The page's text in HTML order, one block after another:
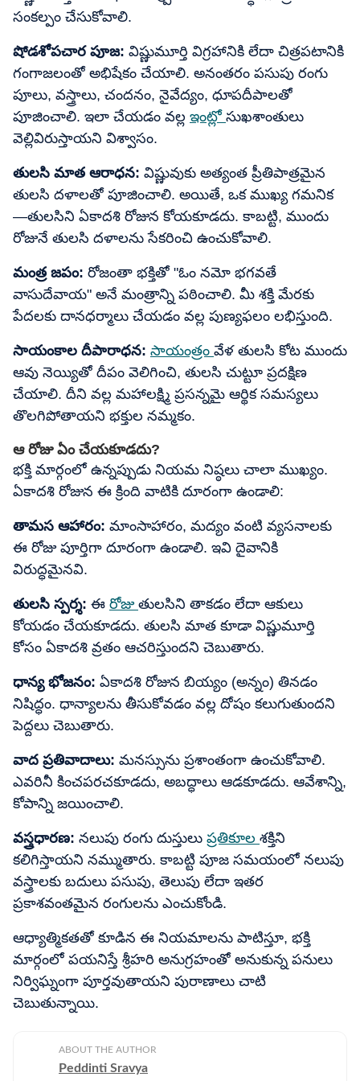
సంకల్పం చేసుకోవాలి.
షోడశోపచార పూజ: విష్ణుమూర్తి విగ్రహానికి లేదా చిత్రపటానికి
గంగాజలంతో అభిషేకం చేయాలి. అనంతరం పసుపు రంగు
పూలు, వస్త్రాలు, చందనం, నైవేద్యం, ధూపదీపాలతో
పూజించాలి. ఇలా చేయడం వల్ల ఇంట్లో సుఖశాంతులు
వెల్లివిరుస్తాయని విశ్వాసం.
తులసి మాత ఆరాధన: విష్ణువుకు అత్యంత ప్రీతిపాత్రమైన
తులసి దళాలతో పూజించాలి. అయితే, ఒక ముఖ్య గమనిక
—తులసిని ఏకాదశి రోజున కోయకూడదు. కాబట్టి, ముందు
రోజునే తులసి దళాలను సేకరించి ఉంచుకోవాలి.
మంత్ర జపం: రోజంతా భక్తితో "ఓం నమో భగవతే
వాసుదేవాయ" అనే మంత్రాన్ని పఠించాలి. మీ శక్తి మేరకు
పేదలకు దానధర్మాలు చేయడం వల్ల పుణ్యఫలం లభిస్తుంది.
సాయంకాల దీపారాధన: సాయంత్రం వేళ తులసి కోట ముందు
ఆవు నెయ్యితో దీపం వెలిగించి, తులసి చుట్టూ ప్రదక్షిణ
చేయాలి. దీని వల్ల మహాలక్ష్మి ప్రసన్నమై ఆర్థిక సమస్యలు
తొలగిపోతాయని భక్తుల నమ్మకం.
ఆ రోజు ఏం చేయకూడదు?
భక్తి మార్గంలో ఉన్నప్పుడు నియమ నిష్ఠలు చాలా ముఖ్యం.
ఏకాదశి రోజున ఈ క్రింది వాటికి దూరంగా ఉండాలి:
తామస ఆహారం: మాంసాహారం, మద్యం వంటి వ్యసనాలకు
ఈ రోజు పూర్తిగా దూరంగా ఉండాలి. ఇవి దైవానికి
విరుద్ధమైనవి.
తులసి స్పర్శ: ఈ రోజు తులసిని తాకడం లేదా ఆకులు
కోయడం చేయకూడదు. తులసి మాత కూడా విష్ణుమూర్తి
కోసం ఏకాదశి వ్రతం ఆచరిస్తుందని చెబుతారు.
ధాన్య భోజనం: ఏకాదశి రోజున బియ్యం (అన్నం) తినడం
నిషిద్ధం. ధాన్యాలను తీసుకోవడం వల్ల దోషం కలుగుతుందని
పెద్దలు చెబుతారు.
వాద ప్రతివాదాలు: మనస్సును ప్రశాంతంగా ఉంచుకోవాలి.
ఎవరినీ కించపరచకూడదు, అబద్ధాలు ఆడకూడదు. ఆవేశాన్ని,
కోపాన్ని జయించాలి.
వస్త్రధారణ: నలుపు రంగు దుస్తులు ప్రతికూల శక్తిని
కలిగిస్తాయని నమ్ముతారు. కాబట్టి పూజ సమయంలో నలుపు
వస్త్రాలకు బదులు పసుపు, తెలుపు లేదా ఇతర
ప్రకాశవంతమైన రంగులను ఎంచుకోండి.
ఆధ్యాత్మికతతో కూడిన ఈ నియమాలను పాటిస్తూ, భక్తి
మార్గంలో పయనిస్తే శ్రీహరి అనుగ్రహంతో అనుకున్న పనులు
నిర్విఘ్నంగా పూర్తవుతాయని పురాణాలు చాటి
చెబుతున్నాయి.
ABOUT THE AUTHOR
Peddinti Sravya